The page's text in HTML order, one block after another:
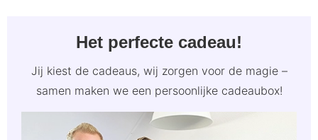
Het perfecte cadeau!
Jij kiest de cadeaus, wij zorgen voor de magie –
samen maken we een persoonlijke cadeaubox!